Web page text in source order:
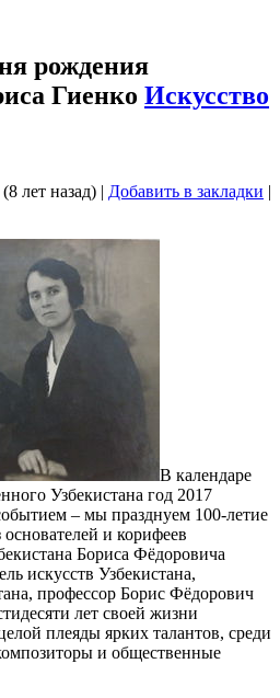
рождения
Гиенко Искусство
(8 лет назад) | Добавить в закладки |
В календаре
Узбекистана год 2017
– мы празднуем 100-летие
и корифеев
Бориса Фёдоровича
искусств Узбекистана,
профессор Борис Фёдорович
лет своей жизни
плеяды ярких талантов, среди
и общественные